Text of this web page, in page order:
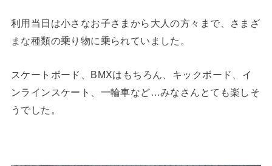
利用当日は小さなお子さまから大人の方々まで、さまざ
まな種類の乗り物に乗られていました。
スケートボード、BMXはもちろん、キックボード、イ
ンラインスケート、一輪車など…みなさんとても楽しそ
うでした。